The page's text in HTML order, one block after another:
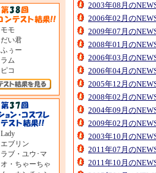
モモ
だい君
ふぅー
ラム
ピコ
Lady
エブリン
ラブ・ユウ･マ
オ・ちゃーちゃ
2003年08月の
2006年02月の
2009年07月の
2008年01月の
2006年03月の
2006年04月の
2005年12月の
2008年02月の
2004年09月の
2009年02月の
2003年10月の
2011年07月の
2011年10月の